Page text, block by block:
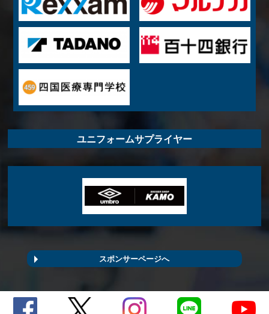
ユニフォームサプライヤー
スポンサーページへ